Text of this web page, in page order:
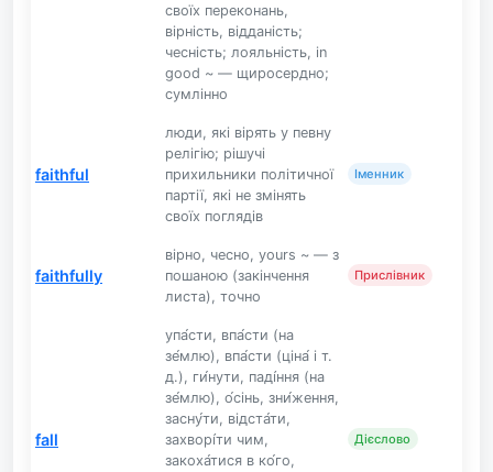
своїх переконань,
вірність, відданість;
чесність; лояльність, in
good ~ — щиросердно;
сумлінно
faithful
люди, які вірять у певну
релігію; рішучі
прихильники політичної
партії, які не змінять
своїх поглядів
Іменник
faithfully
вірно, чесно, yours ~ — з
пошаною (закінчення
листа), точно
Прислівник
fall
упа́сти, впа́сти (на
зе́млю), впа́сти (ціна́ і т.
д.), ги́нути, паді́ння (на
зе́млю), о́сінь, зни́ження,
засну́ти, відста́ти,
захворі́ти чим,
закоха́тися в ко́го,
Дієслово